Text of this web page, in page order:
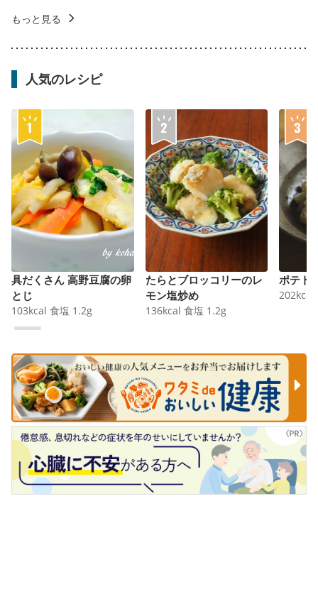
もっと見る
人気のレシピ
具だくさん 高野豆腐の卵
とじ
103kcal 食塩 1.2g
たらとブロッコリーのレ
モン塩炒め
136kcal 食塩 1.2g
ポテト
202kcal